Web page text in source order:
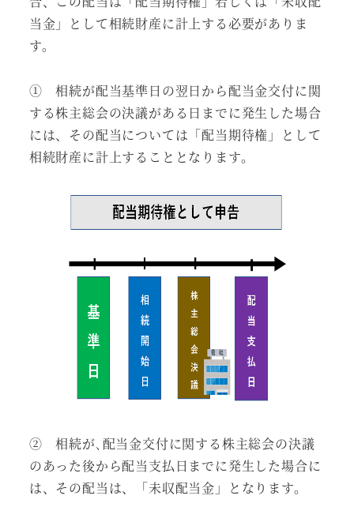
当金」として相続財産に計上する必要がありま
す。
① 相続が配当基準日の翌日から配当金交付に関
する株主総会の決議がある日までに発生した場合
には、その配当については「配当期待権」として
相続財産に計上することとなります。
② 相続が､配当金交付に関する株主総会の決議
のあった後から配当支払日までに発生した場合に
は、その配当は、「未収配当金」となります。